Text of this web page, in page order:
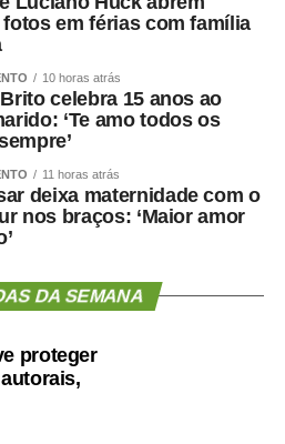
em férias com família
10 horas atrás
celebra 15 anos ao
‘Te amo todos os
11 horas atrás
deixa maternidade com o
nos braços: ‘Maior amor
DA SEMANA
proteger